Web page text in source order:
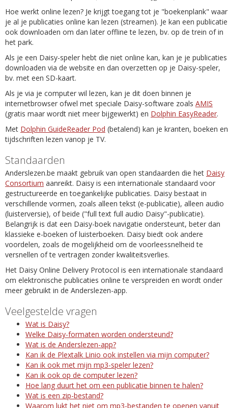
Hoe werkt online lezen? Je krijgt toegang tot je "boekenplank" waar
je al je publicaties online kan lezen (streamen). Je kan een publicatie
ook downloaden om dan later offline te lezen, bv. op de trein of in
het park.
Als je een Daisy-speler hebt die niet online kan, kan je je publicaties
downloaden via de website en dan overzetten op je Daisy-speler,
bv. met een SD-kaart.
Als je via je computer wil lezen, kan je dit doen binnen je
internetbrowser ofwel met speciale Daisy-software zoals AMIS
(gratis maar wordt niet meer bijgewerkt) en Dolphin EasyReader.
Met Dolphin GuideReader Pod (betalend) kan je kranten, boeken en
tijdschriften lezen vanop je TV.
Standaarden
Anderslezen.be maakt gebruik van open standaarden die het Daisy
Consortium aanreikt. Daisy is een internationale standaard voor
gestructureerde en toegankelijke publicaties. Daisy bestaat in
verschillende vormen, zoals alleen tekst (e-publicatie), alleen audio
(luisterversie), of beide ("full text full audio Daisy"-publicatie).
Belangrijk is dat een Daisy-boek navigatie ondersteunt, beter dan
klassieke e-boeken of luisterboeken. Daisy biedt ook andere
voordelen, zoals de mogelijkheid om de voorleessnelheid te
versnellen of te vertragen zonder kwaliteitsverlies.
Het Daisy Online Delivery Protocol is een internationale standaard
om elektronische publicaties online te verspreiden en wordt onder
meer gebruikt in de Anderslezen-app.
Veelgestelde vragen
Wat is Daisy?
Welke Daisy-formaten worden ondersteund?
Wat is de Anderslezen-app?
Kan ik de Plextalk Linio ook instellen via mijn computer?
Kan ik ook met mijn mp3-speler lezen?
Kan ik ook op de computer lezen?
Hoe lang duurt het om een publicatie binnen te halen?
Wat is een zip-bestand?
Waarom lukt het niet om mp3-bestanden te openen vanuit